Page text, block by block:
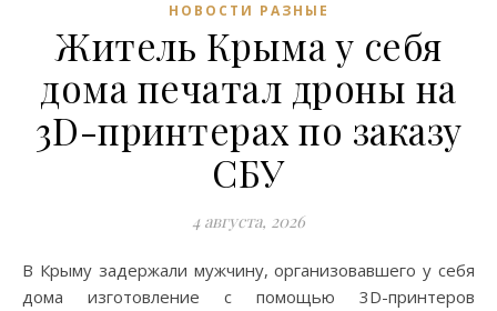
НОВОСТИ РАЗНЫЕ
Житель Крыма у себя
дома печатал дроны на
3D-принтерах по заказу
СБУ
4 августа, 2026
В Крыму задержали мужчину, организовавшего у себя
дома изготовление с помощью 3D-принтеров